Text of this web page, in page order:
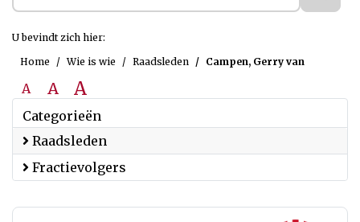
U bevindt zich hier:
Home
Wie is wie Raadsleden Campen, Gerry van
A A A
Categorieën
Raadsleden
Fractievolgers